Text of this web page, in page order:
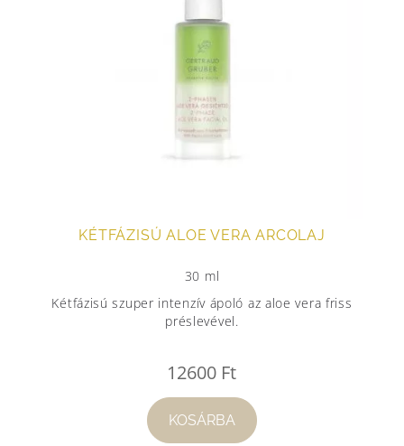
KÉTFÁZISÚ ALOE VERA ARCOLAJ
30 ml
Kétfázisú szuper intenzív ápoló az aloe vera friss
préslevével.
12600 Ft
KOSÁRBA